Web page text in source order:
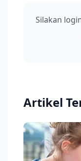
Silakan
Artikel